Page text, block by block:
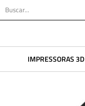
IMPRESSORAS 3D